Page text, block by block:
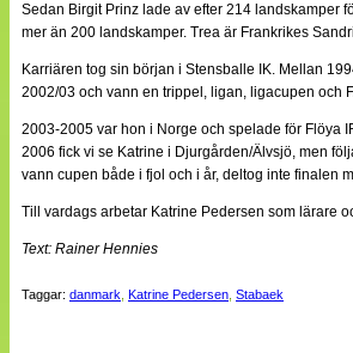
Sedan Birgit Prinz lade av efter 214 landskamper
mer än 200 landskamper. Trea är Frankrikes
Karriären tog sin början i Stensballe IK. Mellan
2002/03 och vann en trippel, ligan, ligacupen och
2003-2005 var hon i Norge och spelade för Flöya
2006 fick vi se Katrine i Djurgården/Älvsjö, men
vann cupen både i fjol och i år, deltog inte finalen
Till vardags arbetar Katrine Pedersen som lärare
Text: Rainer Hennies
Taggar: danmark Katrine Pedersen Stabaek